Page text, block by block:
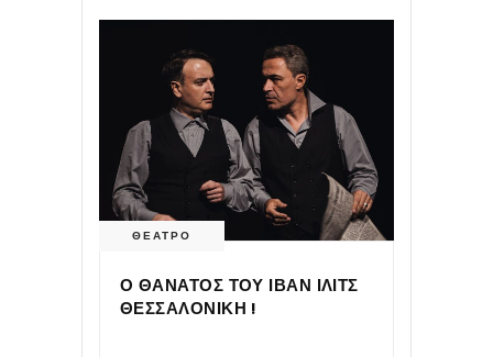
ΘΕΑΤΡΟ
Ο ΘΑΝΑΤΟΣ ΤΟΥ ΙΒΑΝ ΙΛΙΤΣ
ΘΕΣΣΑΛΟΝΙΚΗ !